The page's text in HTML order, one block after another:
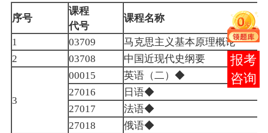
序号
课程
代号
课程名称
1 03709 马克思主义基本原理概论
2 03708 中国近现代史纲要
3
00015 英语（二） ◆
27016 日语◆
27017 法语◆
27018 俄语◆
报考
咨询